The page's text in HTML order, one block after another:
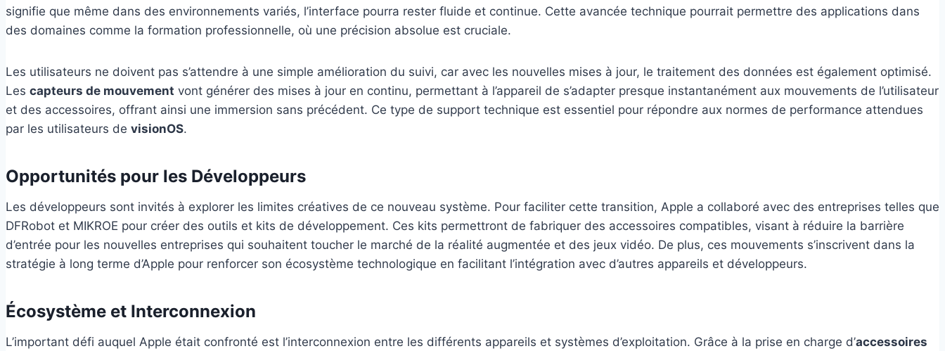
signifie que même dans des environnements variés, l’interface pourra rester fluide et continue. Cette avancée technique pourrait permettre des applications dans
des domaines comme la formation professionnelle, où une précision absolue est cruciale.
Les utilisateurs ne doivent pas s’attendre à une simple amélioration du suivi, car avec les nouvelles mises à jour, le traitement des données est également optimisé.
Les capteurs de mouvement vont générer des mises à jour en continu, permettant à l’appareil de s’adapter presque instantanément aux mouvements de l’utilisateur
et des accessoires, offrant ainsi une immersion sans précédent. Ce type de support technique est essentiel pour répondre aux normes de performance attendues
par les utilisateurs de visionOS.
Opportunités pour les Développeurs
Les développeurs sont invités à explorer les limites créatives de ce nouveau système. Pour faciliter cette transition, Apple a collaboré avec des entreprises telles que
DFRobot et MIKROE pour créer des outils et kits de développement. Ces kits permettront de fabriquer des accessoires compatibles, visant à réduire la barrière
d’entrée pour les nouvelles entreprises qui souhaitent toucher le marché de la réalité augmentée et des jeux vidéo. De plus, ces mouvements s’inscrivent dans la
stratégie à long terme d’Apple pour renforcer son écosystème technologique en facilitant l’intégration avec d’autres appareils et développeurs.
Écosystème et Interconnexion
L’important défi auquel Apple était confronté est l’interconnexion entre les différents appareils et systèmes d’exploitation. Grâce à la prise en charge d’accessoires